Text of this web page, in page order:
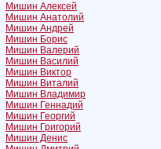
Мишин Алексей
Мишин Анатолий
Мишин Андрей
Мишин Борис
Мишин Валерий
Мишин Василий
Мишин Виктор
Мишин Виталий
Мишин Владимир
Мишин Геннадий
Мишин Георгий
Мишин Григорий
Мишин Денис